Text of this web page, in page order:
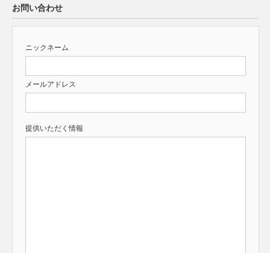
お問い合わせ
ニックネーム
メールアドレス
提供いただく情報